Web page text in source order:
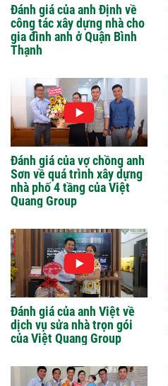
Đánh giá của anh Định về
công tác xây dựng nhà cho
gia đình anh ở Quận Bình
Thạnh
Đánh giá của vợ chồng anh
Sơn về quá trình xây dựng
nhà phố 4 tầng của Việt
Quang Group
Đánh giá của anh Việt về
dịch vụ sửa nhà trọn gói
của Việt Quang Group